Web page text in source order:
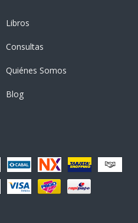
Libros
Consultas
Quiénes Somos
Blog